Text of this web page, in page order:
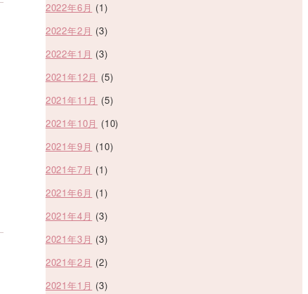
2022年6月 (1)
2022年2月 (3)
2022年1月 (3)
2021年12月 (5)
2021年11月 (5)
2021年10月 (10)
2021年9月 (10)
2021年7月 (1)
2021年6月 (1)
2021年4月 (3)
2021年3月 (3)
2021年2月 (2)
2021年1月 (3)